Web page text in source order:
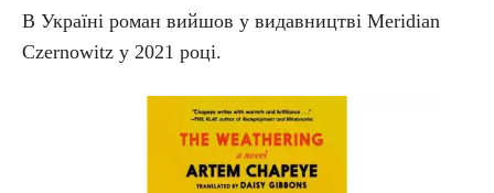
В Україні роман вийшов у видавництві Meridian
Czernowitz у 2021 році.